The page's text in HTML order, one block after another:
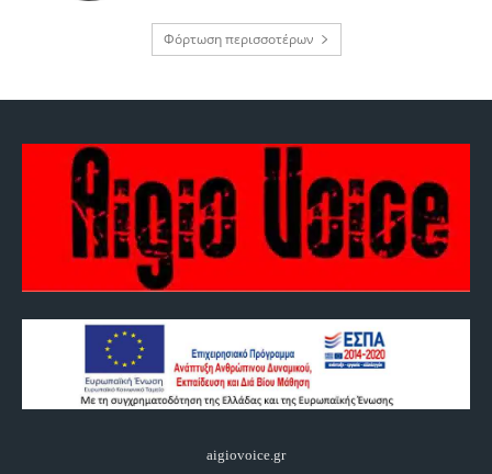
Φόρτωση περισσοτέρων
aigiovoice.gr